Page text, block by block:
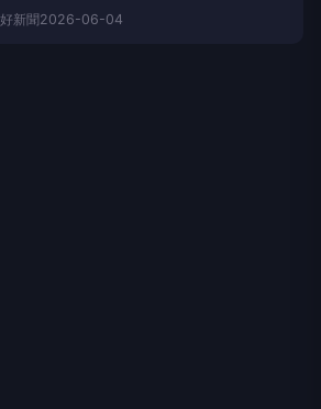
安全，草屯警分局近期針對詐欺及毒品等2項
重點查緝，於5月間不僅攔阻詐騙達7件，查
新聞 2026-06-04